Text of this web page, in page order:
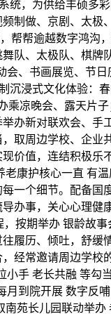
统，为供给丰硕多
制做、京剧、太极
帮帮逾越数字鸿沟
队、太极队、棋牌
会、书画展览、节日
沉浸式文化体验：春
乘凉晚会、露天片
办新对联欢会、手
取周边学校、企业
价值，连结积极乐
老康护核心一直 有
一个细节。配备国
办事，关心心理健
按期举办 银龄故事
履历、倾吐，舒缓
经常邀请周边学校
小手 老长共融 等勾
月到院开展 数字反
南苑长儿园联动举办